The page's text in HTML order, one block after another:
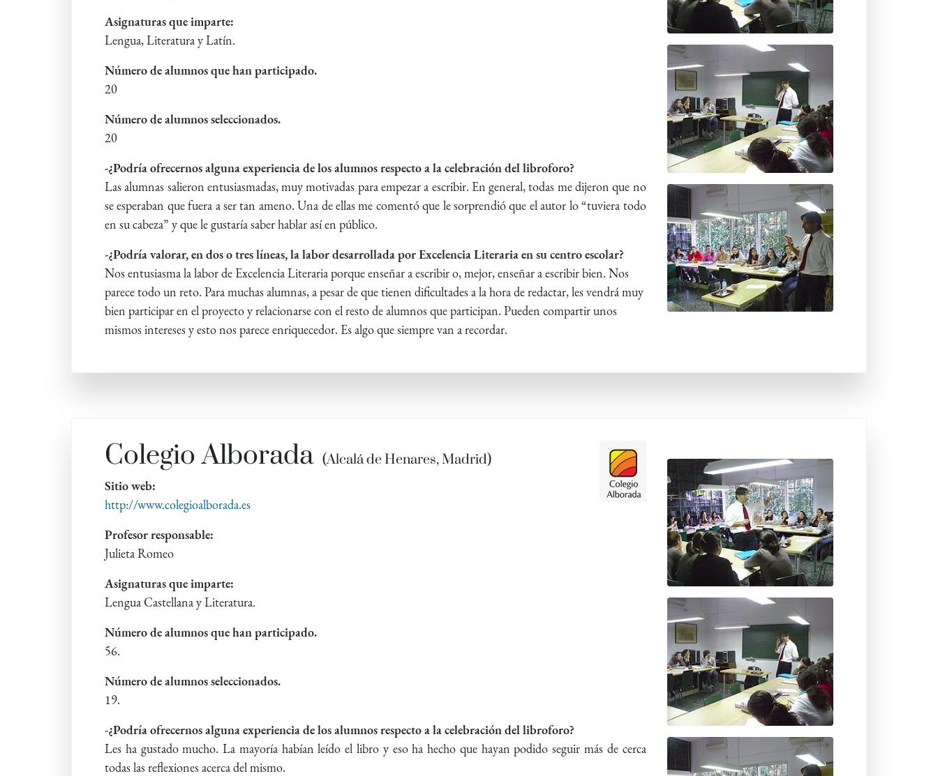
Asignaturas que imparte:
Lengua, Literatura y Latín.
Número de alumnos que han participado.
20
Número de alumnos seleccionados.
20
-¿Podría ofrecernos alguna experiencia de los alumnos respecto a la celebración del libroforo?
Las alumnas salieron entusiasmadas, muy motivadas para empezar a escribir. En general, todas me dijeron que no
se esperaban que fuera a ser tan ameno. Una de ellas me comentó que le sorprendió que el autor lo “tuviera todo
en su cabeza” y que le gustaría saber hablar así en público.
-¿Podría valorar, en dos o tres líneas, la labor desarrollada por Excelencia Literaria en su centro escolar?
Nos entusiasma la labor de Excelencia Literaria porque enseñar a escribir o, mejor, enseñar a escribir bien. Nos
parece todo un reto. Para muchas alumnas, a pesar de que tienen dificultades a la hora de redactar, les vendrá muy
bien participar en el proyecto y relacionarse con el resto de alumnos que participan. Pueden compartir unos
mismos intereses y esto nos parece enriquecedor. Es algo que siempre van a recordar.
Colegio Alborada (Alcalá de Henares, Madrid)
Sitio web:
http://www.colegioalborada.es
Profesor responsable:
Julieta Romeo
Asignaturas que imparte:
Lengua Castellana y Literatura.
Número de alumnos que han participado.
56.
Número de alumnos seleccionados.
19.
-¿Podría ofrecernos alguna experiencia de los alumnos respecto a la celebración del libroforo?
Les ha gustado mucho. La mayoría habían leído el libro y eso ha hecho que hayan podido seguir más de cerca
todas las reflexiones acerca del mismo.